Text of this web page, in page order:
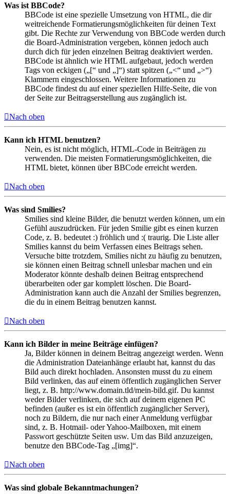
Was ist BBCode?
BBCode ist eine spezielle Umsetzung von HTML, die dir
weitreichende Formatierungsmöglichkeiten für deinen Text
gibt. Die Rechte zur Verwendung von BBCode werden durch
die Board-Administration vergeben, können jedoch auch
durch dich für jeden einzelnen Beitrag deaktiviert werden.
BBCode ist ähnlich wie HTML aufgebaut, jedoch werden
Tags von eckigen („[“ und „]“) statt spitzen („<“ und „>“)
Klammern eingeschlossen. Weitere Informationen zu
BBCode findest du auf einer speziellen Hilfe-Seite, die von
der Seite zur Beitragserstellung aus zugänglich ist.
Nach oben
Kann ich HTML benutzen?
Nein, es ist nicht möglich, HTML-Code in Beiträgen zu
verwenden. Die meisten Formatierungsmöglichkeiten, die
HTML bietet, können über BBCode erreicht werden.
Nach oben
Was sind Smilies?
Smilies sind kleine Bilder, die benutzt werden können, um ein
Gefühl auszudrücken. Für jeden Smilie gibt es einen kurzen
Code, z. B. bedeutet :) fröhlich und :( traurig. Die Liste aller
Smilies kannst du beim Verfassen eines Beitrags sehen.
Versuche bitte trotzdem, Smilies nicht zu häufig zu benutzen,
sie können einen Beitrag schnell unlesbar machen und ein
Moderator könnte deshalb deinen Beitrag entsprechend
überarbeiten oder gar komplett löschen. Die Board-
Administration kann auch die Anzahl der Smilies begrenzen,
die du in einem Beitrag benutzen kannst.
Nach oben
Kann ich Bilder in meine Beiträge einfügen?
Ja, Bilder können in deinem Beitrag angezeigt werden. Wenn
die Administration Dateianhänge erlaubt hat, kannst du das
Bild auch direkt hochladen. Ansonsten musst du zu einem
Bild verlinken, das auf einem öffentlich zugänglichen Server
liegt, z. B. http://www.domain.tld/mein-bild.gif. Du kannst
weder Bilder verlinken, die sich auf deinem eigenen PC
befinden (außer es ist ein öffentlich zugänglicher Server),
noch zu Bildern, die nur nach einer Anmeldung verfügbar
sind, z. B. Hotmail- oder Yahoo-Mailboxen, mit einem
Passwort geschützte Seiten usw. Um das Bild anzuzeigen,
benutze den BBCode-Tag „[img]“.
Nach oben
Was sind globale Bekanntmachungen?